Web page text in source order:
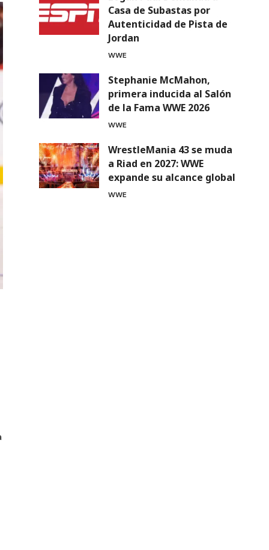
Casa de Subastas por
Autenticidad de Pista de
Jordan
WWE
Stephanie McMahon,
primera inducida al Salón
de la Fama WWE 2026
WWE
WrestleMania 43 se muda
a Riad en 2027: WWE
expande su alcance global
WWE